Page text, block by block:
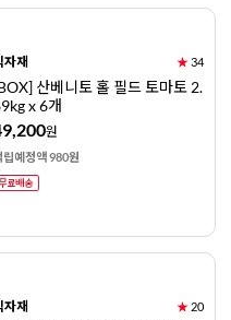
자재 ★34
산베니토 홀 필드 토마토 2.
x 6개
원
립예정액 980원
자재 ★ 20